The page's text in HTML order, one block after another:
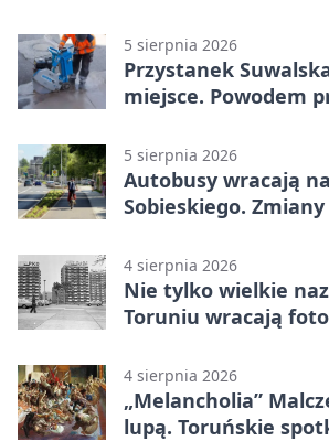
5 sierpnia 2026
Przystanek
miejsce. Powodem
5 sierpnia 2026
Autobusy wracają
Sobieskiego.
4 sierpnia 2026
Nie tylko wielkie
Toruniu wracają
4 sierpnia 2026
„Melancholia”
lupą. Toruńskie